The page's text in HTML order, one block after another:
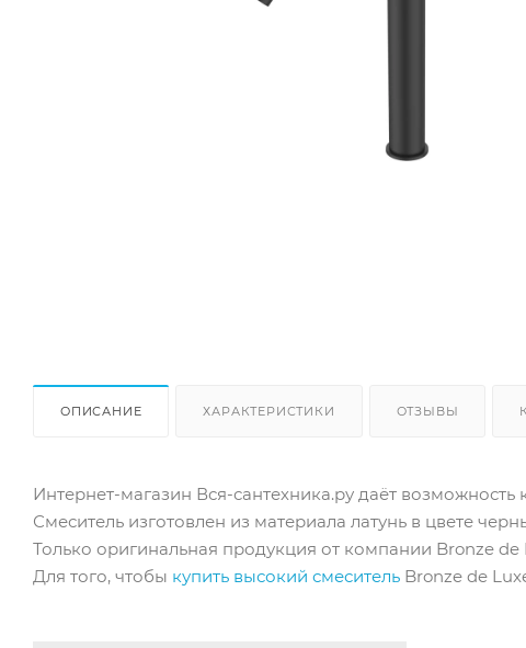
ОПИСАНИЕ ХАРАКТЕРИСТИКИ ОТЗЫВЫ
Интернет-магазин Вся-сантехника.ру даёт
Смеситель изготовлен из материала латунь в цвете
Только оригинальная продукция от компании Bronze de
Для того, чтобы купить высокий смеситель Bronze de